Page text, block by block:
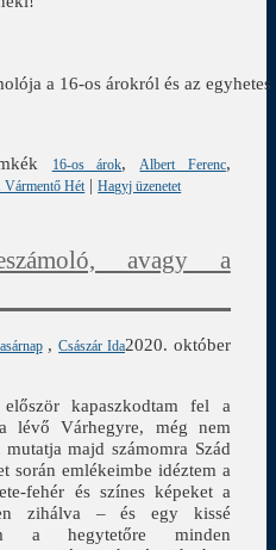
a 16-os árokról és az egyhetes
16-os árok, Albert Ferenc,
Vármentő Hét |Hagyj üzenetet
avagy a
,Császár Ida2020. október
kapaszkodtam fel a
lévő Várhegyre, még nem
majd számomra Szád
során emlékeimbe idéztem a
fehér és színes képeket a
zihálva – és egy kissé
a hegytetőre minden